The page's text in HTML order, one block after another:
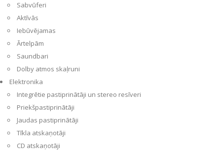
Sabvūferi
Aktīvās
Iebūvējamas
Ārtelpām
Saundbari
Dolby atmos skaļruni
Elektronika
Integrētie pastiprinātāji un stereo resīveri
Priekšpastiprinātāji
Jaudas pastiprinātāji
Tīkla atskaņotāji
CD atskaņotāji